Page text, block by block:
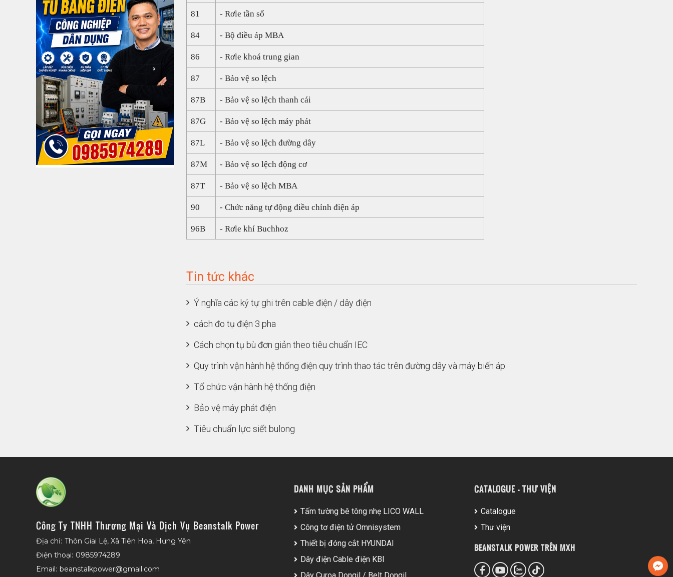
81 - Rơle tần số
84 - Bộ điều áp MBA
86 - Rơle khoá trung gian
87 - Bảo vệ so lệch
87B - Bảo vệ so lệch thanh cái
87G - Bảo vệ so lệch máy phát
87L - Bảo vệ so lệch đường dây
87M - Bảo vệ so lệch động cơ
87T - Bảo vệ so lệch MBA
90 - Chức năng tự động điều chỉnh điện áp
96B - Rơle khí Buchhoz
Tin tức khác
Ý nghĩa các ký tự ghi trên cable điện / dây điện
cách đo tụ điện 3 pha
Cách chọn tụ bù đơn giản theo tiêu chuẩn IEC
Quy trình vận hành hệ thống điện quy trình thao tác trên đường dây và máy biến áp
Tổ chức vận hành hệ thống điện
Bảo vệ máy phát điện
Tiêu chuẩn lực siết bulong
Công Ty TNHH Thương Mại Và Dịch Vụ Beanstalk Power
Địa chỉ: Thôn Giai Lệ, Xã Tiên Hoa, Hưng Yên
Điện thoại: 0985974289
Email: beanstalkpower@gmail.com
DANH MỤC SẢN PHẨM
Tấm tường bê tông nhẹ LICO WALL
Công tơ điện tử Omnisystem
Thiết bị đóng cắt HYUNDAI
Dây điện Cable điện KBI
CATALOGUE - THƯ VIỆN
Catalogue
Thư viện
BEANSTALK POWER TRÊN MXH